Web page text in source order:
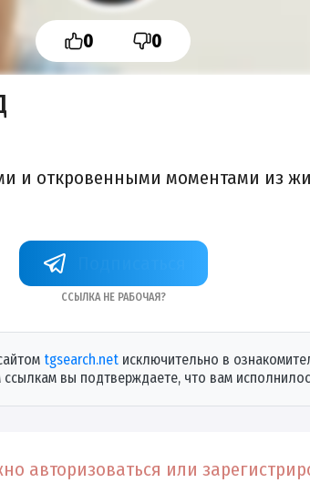
0 0
и откровенными моментами из
Ссылка не рабочая?
tgsearch.netисключительно в
вы подтверждаете, что вам
авторизоваться или